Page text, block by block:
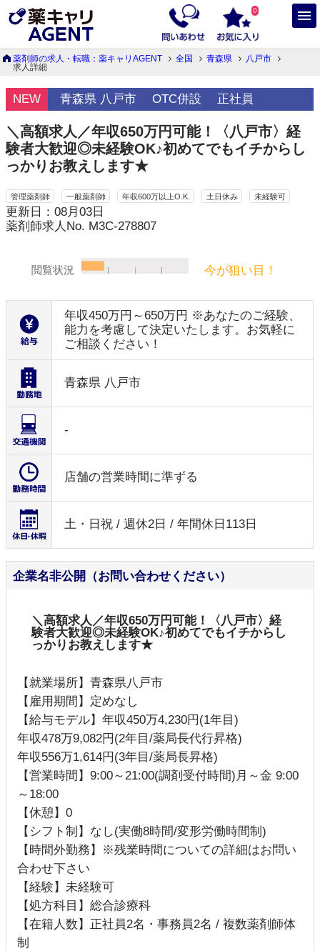
0
薬剤師の求人・転職：薬キャリAGENT 全国 青森県
八戸市
求人詳細
NEW 青森県 八戸市 OTC併設 正社員
＼高額求人／年収650万円可能！〈八戸市〉経
験者大歓迎◎未経験OK♪初めてでもイチからし
っかりお教えします★
管理薬剤師 一般薬剤師 年収600万以上O.K. 土日休み 未経験可
更新日：08月03日
薬剤師求人No. M3C-278807
閲覧状況 今が狙い目！
年収450万円～650万円 ※あなたのご経験、
能力を考慮して決定いたします。お気軽に
ご相談ください！
青森県 八戸市
-
店舗の営業時間に準ずる
土・日祝 / 週休2日 / 年間休日113日
企業名非公開（お問い合わせください）
＼高額求人／年収650万円可能！〈八戸市〉経
験者大歓迎◎未経験OK♪初めてでもイチからし
っかりお教えします★
【就業場所】青森県八戸市
【雇用期間】定めなし
【給与モデル】年収450万4,230円(1年目)
年収478万9,082円(2年目/薬局長代行昇格)
年収556万1,614円(3年目/薬局長昇格)
【営業時間】9:00～21:00(調剤受付時間)月～金 9:00
～18:00
【休憩】0
【シフト制】なし(実働8時間/変形労働時間制)
【時間外勤務】※残業時間についての詳細はお問い
合わせ下さい
【経験】未経験可
【処方科目】総合診療科
【在籍人数】正社員2名・事務員2名 / 複数薬剤師体
制